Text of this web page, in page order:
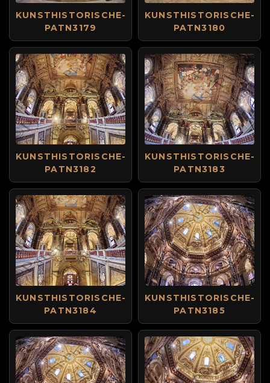
KUNSTHISTORISCHE-
PATN3179
KUNSTHISTORISCHE-
PATN3180
KUNSTHISTORISCHE-
PATN3182
KUNSTHISTORISCHE-
PATN3183
KUNSTHISTORISCHE-
PATN3184
KUNSTHISTORISCHE-
PATN3185